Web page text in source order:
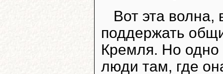
Вот эта волна,
поддержать
Кремля. Но одно
люди там, где